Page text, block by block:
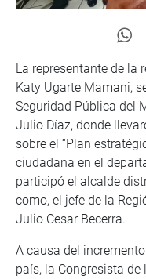
La representante de la
Katy Ugarte Mamani,
Seguridad Pública del
Julio Díaz, donde
sobre el “Plan
ciudadana en el
participó el alcalde
como, el jefe de la
Julio Cesar Becerra.
A causa del
país, la Congresista